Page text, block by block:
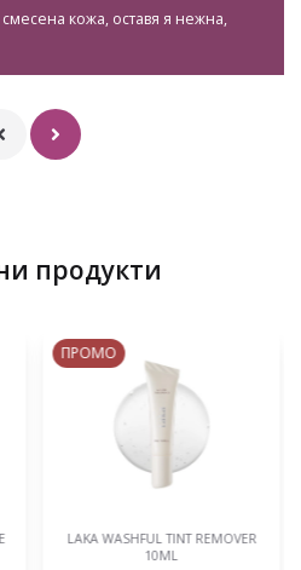
кожа, оставя я нежна,
продукти
ПРОМО
LAKA WASHFUL TINT REMOVER
10ML